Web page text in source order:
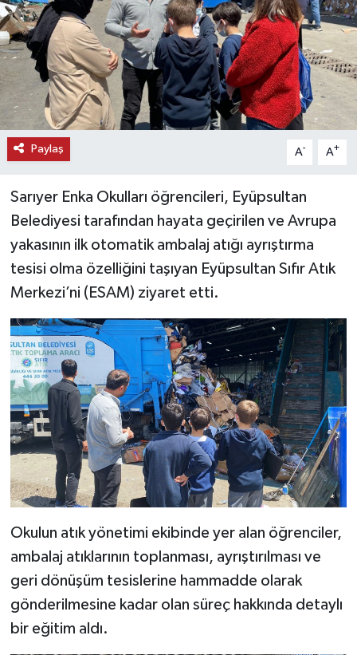
Paylaş A- A+
Sarıyer Enka Okulları öğrencileri, Eyüpsultan
Belediyesi tarafından hayata geçirilen ve Avrupa
yakasının ilk otomatik ambalaj atığı ayrıştırma
tesisi olma özelliğini taşıyan Eyüpsultan Sıfır Atık
Merkezi’ni (ESAM) ziyaret etti.
Okulun atık yönetimi ekibinde yer alan öğrenciler,
ambalaj atıklarının toplanması, ayrıştırılması ve
geri dönüşüm tesislerine hammadde olarak
gönderilmesine kadar olan süreç hakkında detaylı
bir eğitim aldı.
SAĞLIK
SPOR
TEKNOLOJİ
TİCARET
YAŞAM